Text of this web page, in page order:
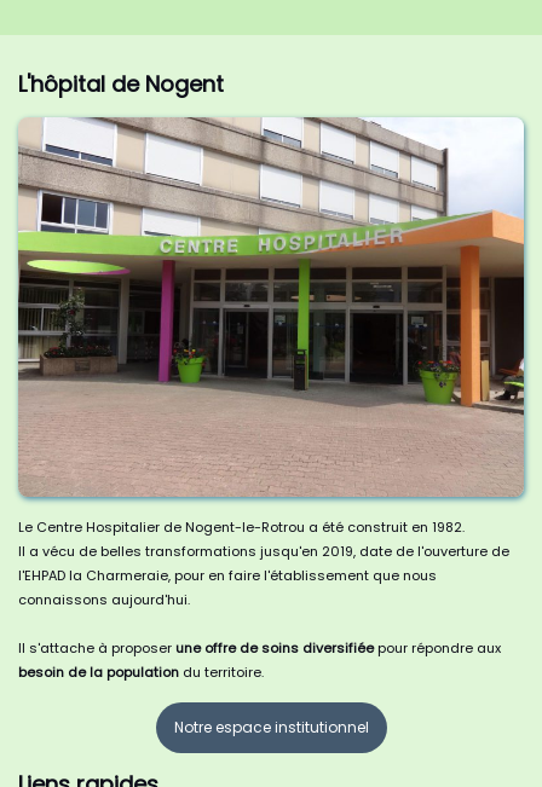
L'hôpital de Nogent
Le Centre Hospitalier de Nogent-le-Rotrou a été construit en 1982.
Il a vécu de belles transformations jusqu'en 2019, date de l'ouverture de
l'EHPAD la Charmeraie, pour en faire l'établissement que nous
connaissons aujourd'hui.
Il s'attache à proposer une offre de soins diversifiéepour répondre aux
besoin de la population du territoire.
Notre espace institutionnel